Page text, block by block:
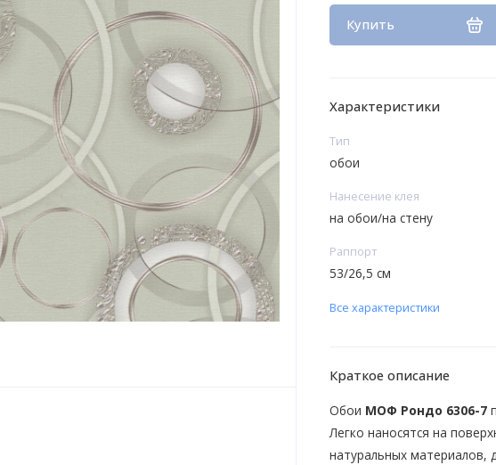
Купить
Характеристики
Тип
обои
Нанесение клея
на обои/на стену
Раппорт
53/26,5 см
Все характеристики
Краткое описание
Обои МОФ Рондо 6306-7
Легко наносятся на
натуральных материалов,